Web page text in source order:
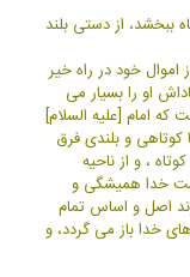
ببخشد، از دستى بلند
خود در راه خير
او را بسيار مى
امام [عليه السلام]
كوتاهى و بلندى فرق
، و از ناحيه
خدا هميشگى و
اصل و اساس تمام
خدا باز مى گردد، و